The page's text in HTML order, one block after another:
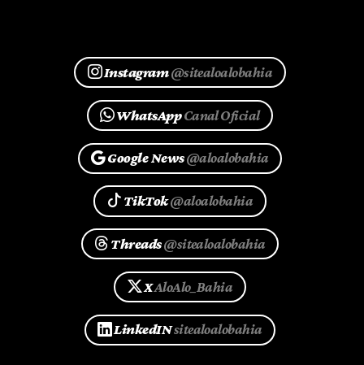
Instagram@sitealoalobahia
WhatsAppCanal Oficial
Google News@aloalobahia
TikTok@aloalobahia
Threads@sitealoalobahia
XAloAlo_Bahia
LinkedINsitealoalobahia